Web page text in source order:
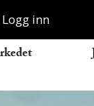
Logg inn